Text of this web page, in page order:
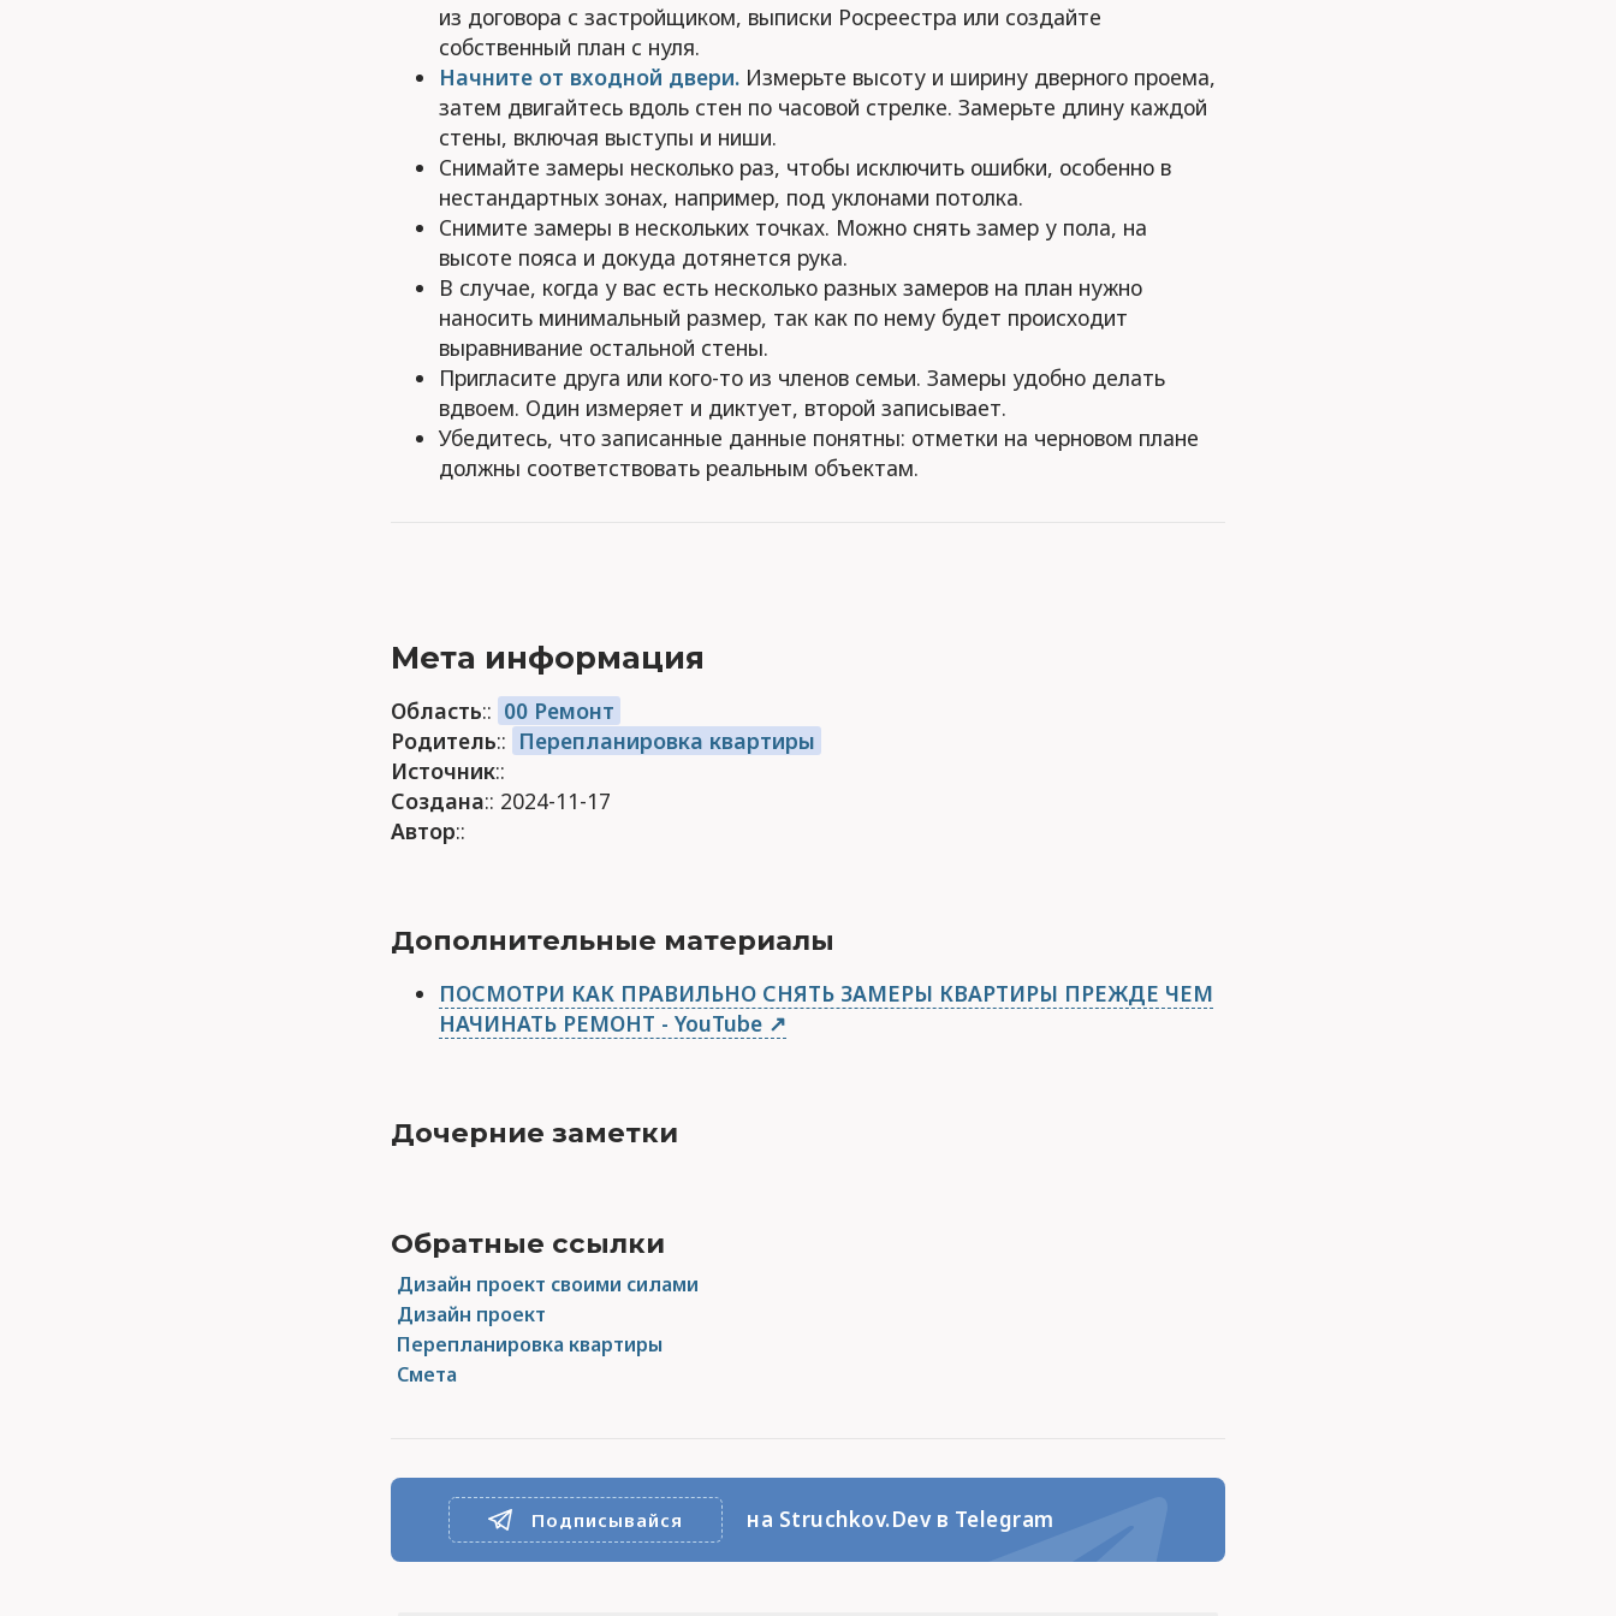
из договора с застройщиком, выписки Росреестра или создайте
собственный план с нуля.
Начните от входной двери. Измерьте высоту и ширину дверного проема,
затем двигайтесь вдоль стен по часовой стрелке. Замерьте длину каждой
стены, включая выступы и ниши.
Снимайте замеры несколько раз, чтобы исключить ошибки, особенно в
нестандартных зонах, например, под уклонами потолка.
Снимите замеры в нескольких точках. Можно снять замер у пола, на
высоте пояса и докуда дотянется рука.
В случае, когда у вас есть несколько разных замеров на план нужно
наносить минимальный размер, так как по нему будет происходит
выравнивание остальной стены.
Пригласите друга или кого-то из членов семьи. Замеры удобно делать
вдвоем. Один измеряет и диктует, второй записывает.
Убедитесь, что записанные данные понятны: отметки на черновом плане
должны соответствовать реальным объектам.
Мета информация
Область:: 00 Ремонт
Родитель:: Перепланировка квартиры
Источник::
Создана:: 2024-11-17
Автор::
Дополнительные материалы
ПОСМОТРИ КАК ПРАВИЛЬНО СНЯТЬ ЗАМЕРЫ КВАРТИРЫ ПРЕЖДЕ ЧЕМ
НАЧИНАТЬ РЕМОНТ - YouTube
Дочерние заметки
Обратные ссылки
Дизайн проект своими силами
Дизайн проект
Перепланировка квартиры
Смета
Подписывайся на Struchkov.Dev в Telegram